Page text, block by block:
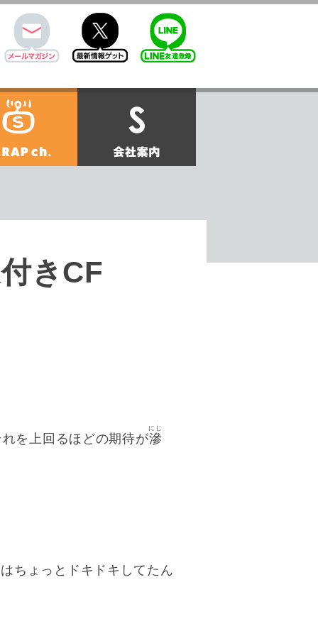
twitter
会社案内
きCF
を上回るほどの期待が滲
にじ
ちょっとドキドキしてたん